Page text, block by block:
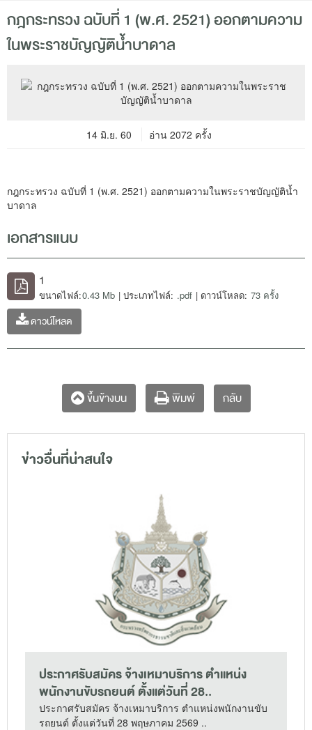
กฎกระทรวง ฉบับที่ 1 (พ.ศ. 2521) ออกตามความ
ในพระราชบัญญัติน้ำบาดาล
14 มิ.ย. 60 อ่าน 2072 ครั้ง
กฎกระทรวง ฉบับที่ 1 (พ.ศ. 2521) ออกตามความในพระราชบัญญัติน้ำ
บาดาล
เอกสารแนบ
1
ขนาดไฟล์:0.43 Mb | ประเภทไฟล์: .pdf | ดาวน์โหลด: 73 ครั้ง
ดาวน์โหลด
ขึ้นข้างบน พิมพ์ กลับ
ข่าวอื่นที่น่าสนใจ
ประกาศรับสมัคร จ้างเหมาบริการ ตำแหน่ง
พนักงานขับรถยนต์ ตั้งแต่วันที่ 28..
ประกาศรับสมัคร จ้างเหมาบริการ ตำแหน่งพนักงานขับ
รถยนต์ ตั้งแต่วันที่ 28 พฤษภาคม 2569 ..